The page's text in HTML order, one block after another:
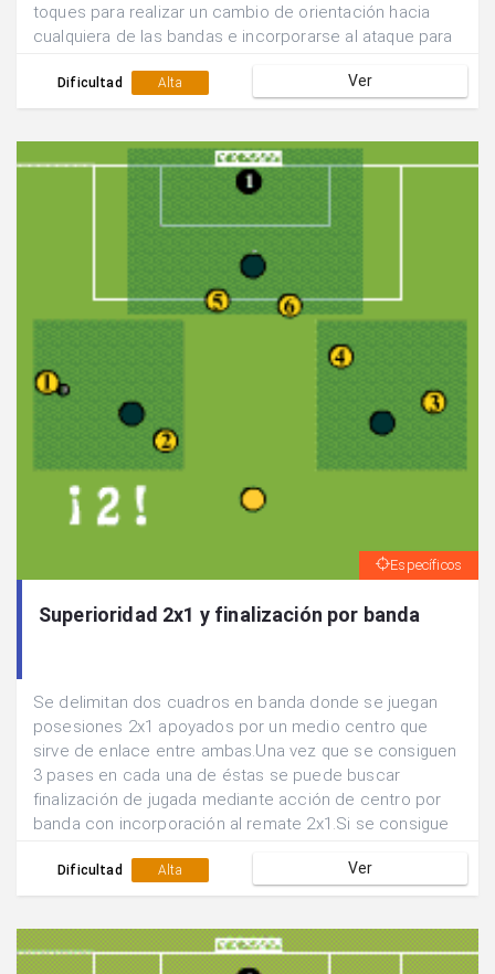
toques para realizar un cambio de orientación hacia
cualquiera de las bandas e incorporarse al ataque para
consiguen en 5 min y se rotan las funciones de los
equipos.
Dificultad Alta Ver
Específicos
Superioridad 2x1 y finalización por banda
Se delimitan dos cuadros en banda donde se juegan
posesiones 2x1 apoyados por un medio centro que
sirve de enlace entre ambas.Una vez que se consiguen
3 pases en cada una de éstas se puede buscar
finalización de jugada mediante acción de centro por
banda con incorporación al remate 2x1.Si se consigue
rotan las posiciones.
Dificultad Alta Ver